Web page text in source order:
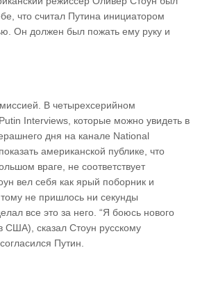
что считал Путина инициатором
Он должен был пожать ему руку и
В четырехсерийном
Interviews, которые можно увидеть в
дня на канале National
американской публике, что
враге, не соответствует
вел себя как ярый поборник и
не пришлось ни секунды
все это за него. “Я боюсь нового
США), сказал Стоун русскому
Путин.